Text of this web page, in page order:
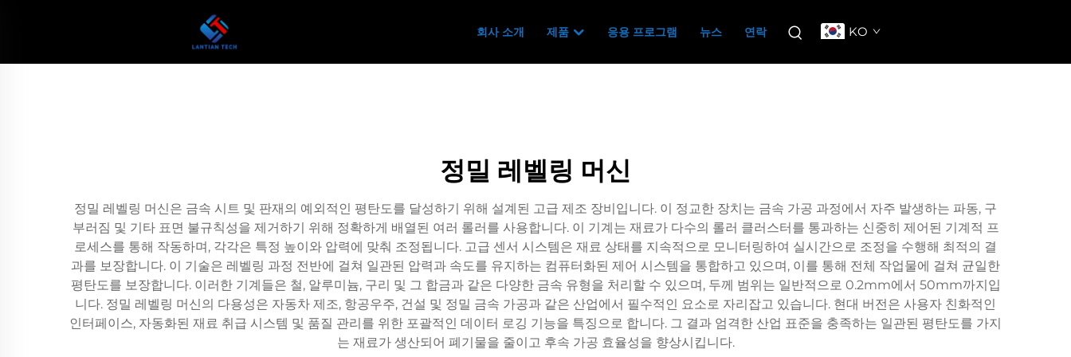
회사 소개 제품 응용 프로그램 뉴스 연락 KO
정밀 레벨링 머신
정밀 레벨링 머신은 금속 시트 및 판재의 예외적인 평탄도를 달성하기 위해 설계된 고급 제조 장비입니다. 이 정교한 장치는 금속 가공 과정에서 자주 발생하는 파동, 구
부러짐 및 기타 표면 불규칙성을 제거하기 위해 정확하게 배열된 여러 롤러를 사용합니다. 이 기계는 재료가 다수의 롤러 클러스터를 통과하는 신중히 제어된 기계적 프
로세스를 통해 작동하며, 각각은 특정 높이와 압력에 맞춰 조정됩니다. 고급 센서 시스템은 재료 상태를 지속적으로 모니터링하여 실시간으로 조정을 수행해 최적의 결
과를 보장합니다. 이 기술은 레벨링 과정 전반에 걸쳐 일관된 압력과 속도를 유지하는 컴퓨터화된 제어 시스템을 통합하고 있으며, 이를 통해 전체 작업물에 걸쳐 균일한
평탄도를 보장합니다. 이러한 기계들은 철, 알루미늄, 구리 및 그 합금과 같은 다양한 금속 유형을 처리할 수 있으며, 두께 범위는 일반적으로 0.2mm에서 50mm까지입
니다. 정밀 레벨링 머신의 다용성은 자동차 제조, 항공우주, 건설 및 정밀 금속 가공과 같은 산업에서 필수적인 요소로 자리잡고 있습니다. 현대 버전은 사용자 친화적인
인터페이스, 자동화된 재료 취급 시스템 및 품질 관리를 위한 포괄적인 데이터 로깅 기능을 특징으로 합니다. 그 결과 엄격한 산업 표준을 충족하는 일관된 평탄도를 가지
는 재료가 생산되어 폐기물을 줄이고 후속 가공 효율성을 향상시킵니다.